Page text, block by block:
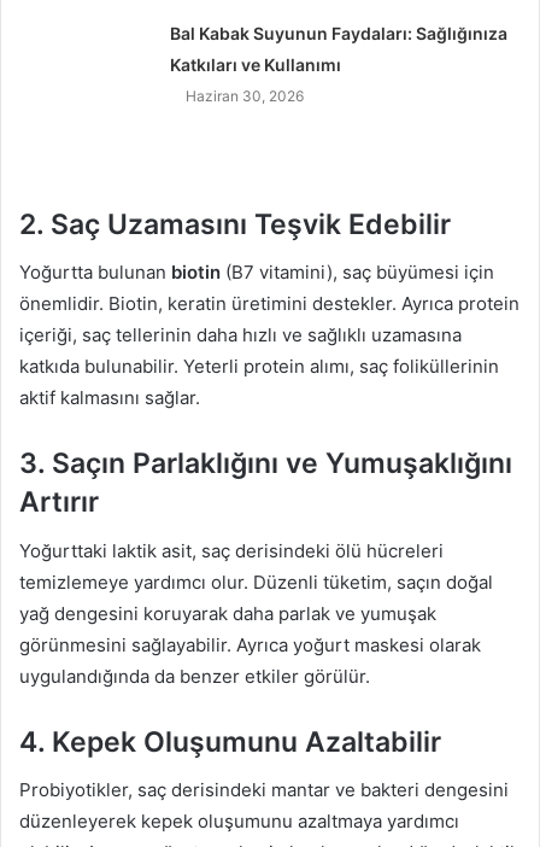
Bal Kabak Suyunun Faydaları: Sağlığınıza
Katkıları ve Kullanımı
Haziran 30, 2026
2. Saç Uzamasını Teşvik Edebilir
Yoğurtta bulunan biotin (B7 vitamini), saç büyümesi için
önemlidir. Biotin, keratin üretimini destekler. Ayrıca protein
içeriği, saç tellerinin daha hızlı ve sağlıklı uzamasına
katkıda bulunabilir. Yeterli protein alımı, saç foliküllerinin
aktif kalmasını sağlar.
3. Saçın Parlaklığını ve Yumuşaklığını
Artırır
Yoğurttaki laktik asit, saç derisindeki ölü hücreleri
temizlemeye yardımcı olur. Düzenli tüketim, saçın doğal
yağ dengesini koruyarak daha parlak ve yumuşak
görünmesini sağlayabilir. Ayrıca yoğurt maskesi olarak
uygulandığında da benzer etkiler görülür.
4. Kepek Oluşumunu Azaltabilir
Probiyotikler, saç derisindeki mantar ve bakteri dengesini
düzenleyerek kepek oluşumunu azaltmaya yardımcı